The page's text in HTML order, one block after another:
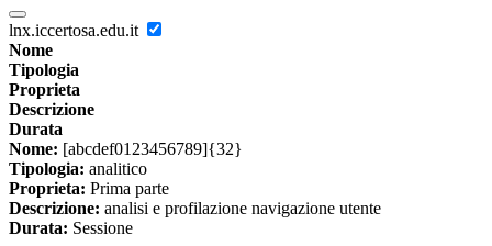
lnx.iccertosa.edu.it
Nome
Tipologia
Proprieta
Descrizione
Durata
Nome: [abcdef0123456789]{32}
Tipologia: analitico
Proprieta: Prima parte
Descrizione: analisi e profilazione navigazione utente
Durata: Sessione